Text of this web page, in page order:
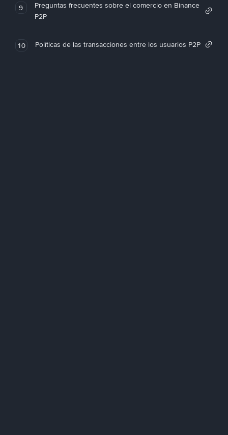
9
Preguntas frecuentes sobre el comercio en Binance
P2P
10 Políticas de las transacciones entre los usuarios P2P